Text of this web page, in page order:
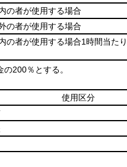
の者が使用する場合
の者が使用する場合
の者が使用する場合1時間当たり
200％とする。
使用区分